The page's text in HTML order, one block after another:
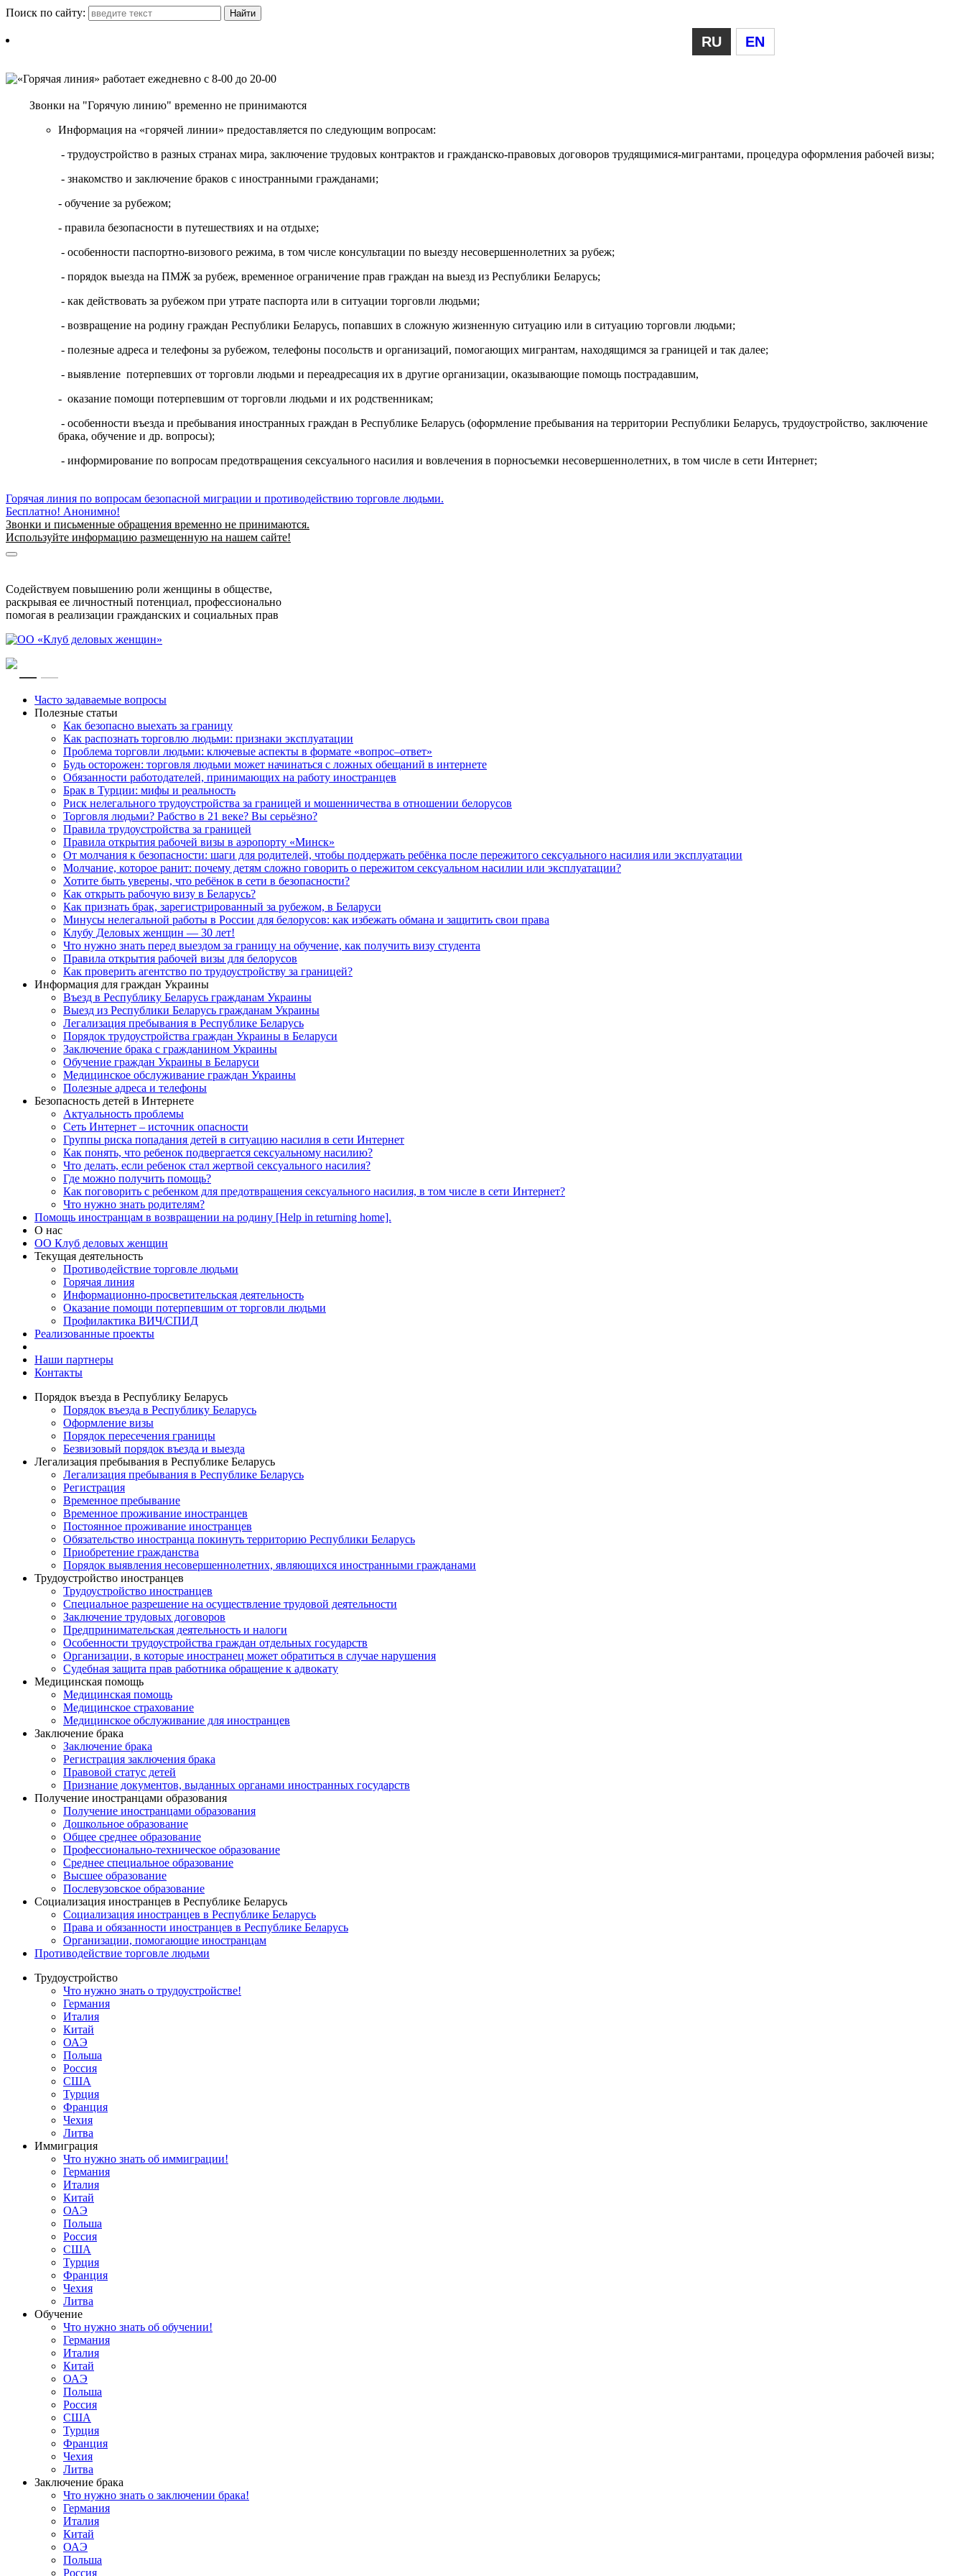
Поиск по сайту:
RU EN
Звонки на "Горячую линию" временно не принимаются
Информация на «горячей линии» предоставляется по следующим вопросам:
- трудоустройство в разных странах мира, заключение трудовых контрактов и гражданско-правовых договоров трудящимися-мигрантами, процедура оформления рабочей визы;
- знакомство и заключение браков с иностранными гражданами;
- обучение за рубежом;
- правила безопасности в путешествиях и на отдыхе;
- особенности паспортно-визового режима, в том числе консультации по выезду несовершеннолетних за рубеж;
- порядок выезда на ПМЖ за рубеж, временное ограничение прав граждан на выезд из Республики Беларусь;
- как действовать за рубежом при утрате паспорта или в ситуации торговли людьми;
- возвращение на родину граждан Республики Беларусь, попавших в сложную жизненную ситуацию или в ситуацию торговли людьми;
- полезные адреса и телефоны за рубежом, телефоны посольств и организаций, помогающих мигрантам, находящимся за границей и так далее;
- выявление потерпевших от торговли людьми и переадресация их в другие организации, оказывающие помощь пострадавшим,
- оказание помощи потерпевшим от торговли людьми и их родственникам;
- особенности въезда и пребывания иностранных граждан в Республике Беларусь (оформление пребывания на территории Республики Беларусь, трудоустройство, заключение
брака, обучение и др. вопросы);
- информирование по вопросам предотвращения сексуального насилия и вовлечения в порносъемки несовершеннолетних, в том числе в сети Интернет;
Горячая линия по вопросам безопасной миграции и противодействию торговле людьми.
Бесплатно! Анонимно!
Звонки и письменные обращения временно не принимаются.
Используйте информацию размещенную на нашем сайте!
Содействуем повышению роли женщины в обществе,
раскрывая ее личностный потенциал, профессионально
помогая в реализации гражданских и социальных прав
RUEN
Часто задаваемые вопросы
Полезные статьи
Как безопасно выехать за границу
Как распознать торговлю людьми: признаки эксплуатации
Проблема торговли людьми: ключевые аспекты в формате «вопрос–ответ»
Будь осторожен: торговля людьми может начинаться с ложных обещаний в интернете
Обязанности работодателей, принимающих на работу иностранцев
Брак в Турции: мифы и реальность
Риск нелегального трудоустройства за границей и мошенничества в отношении белорусов
Торговля людьми? Рабство в 21 веке? Вы серьёзно?
Правила трудоустройства за границей
Правила открытия рабочей визы в аэропорту «Минск»
От молчания к безопасности: шаги для родителей, чтобы поддержать ребёнка после пережитого сексуального насилия или эксплуатации
Молчание, которое ранит: почему детям сложно говорить о пережитом сексуальном насилии или эксплуатации?
Хотите быть уверены, что ребёнок в сети в безопасности?
Как открыть рабочую визу в Беларусь?
Как признать брак, зарегистрированный за рубежом, в Беларуси
Минусы нелегальной работы в России для белорусов: как избежать обмана и защитить свои права
Клубу Деловых женщин — 30 лет!
Что нужно знать перед выездом за границу на обучение, как получить визу студента
Правила открытия рабочей визы для белорусов
Как проверить агентство по трудоустройству за границей?
Информация для граждан Украины
Въезд в Республику Беларусь гражданам Украины
Выезд из Республики Беларусь гражданам Украины
Легализация пребывания в Республике Беларусь
Порядок трудоустройства граждан Украины в Беларуси
Заключение брака с гражданином Украины
Обучение граждан Украины в Беларуси
Медицинское обслуживание граждан Украины
Полезные адреса и телефоны
Безопасность детей в Интернете
Актуальность проблемы
Сеть Интернет – источник опасности
Группы риска попадания детей в ситуацию насилия в сети Интернет
Как понять, что ребенок подвергается сексуальному насилию?
Что делать, если ребенок стал жертвой сексуального насилия?
Где можно получить помощь?
Как поговорить с ребенком для предотвращения сексуального насилия, в том числе в сети Интернет?
Что нужно знать родителям?
Помощь иностранцам в возвращении на родину [Help in returning home].
О нас
ОО Клуб деловых женщин
Текущая деятельность
Противодействие торговле людьми
Горячая линия
Информационно-просветительская деятельность
Оказание помощи потерпевшим от торговли людьми
Профилактика ВИЧ/СПИД
Реализованные проекты
Наши партнеры
Контакты
Порядок въезда в Республику Беларусь
Порядок въезда в Республику Беларусь
Оформление визы
Порядок пересечения границы
Безвизовый порядок въезда и выезда
Легализация пребывания в Республике Беларусь
Легализация пребывания в Республике Беларусь
Регистрация
Временное пребывание
Временное проживание иностранцев
Постоянное проживание иностранцев
Обязательство иностранца покинуть территорию Республики Беларусь
Приобретение гражданства
Порядок выявления несовершеннолетних, являющихся иностранными гражданами
Трудоустройство иностранцев
Трудоустройство иностранцев
Специальное разрешение на осуществление трудовой деятельности
Заключение трудовых договоров
Предпринимательская деятельность и налоги
Особенности трудоустройства граждан отдельных государств
Организации, в которые иностранец может обратиться в случае нарушения
Судебная защита прав работника обращение к адвокату
Медицинская помощь
Медицинская помощь
Медицинское страхование
Медицинское обслуживание для иностранцев
Заключение брака
Заключение брака
Регистрация заключения брака
Правовой статус детей
Признание документов, выданных органами иностранных государств
Получение иностранцами образования
Получение иностранцами образования
Дошкольное образование
Общее среднее образование
Профессионально-техническое образование
Среднее специальное образование
Высшее образование
Послевузовское образование
Социализация иностранцев в Республике Беларусь
Социализация иностранцев в Республике Беларусь
Права и обязанности иностранцев в Республике Беларусь
Oрганизации, помогающие иностранцам
Противодействие торговле людьми
Трудоустройство
Что нужно знать о трудоустройстве!
Германия
Италия
Китай
ОАЭ
Польша
Россия
США
Турция
Франция
Чехия
Литва
Иммиграция
Что нужно знать об иммиграции!
Германия
Италия
Китай
ОАЭ
Польша
Россия
США
Турция
Франция
Чехия
Литва
Обучение
Что нужно знать об обучении!
Германия
Италия
Китай
ОАЭ
Польша
Россия
США
Турция
Франция
Чехия
Литва
Заключение брака
Что нужно знать о заключении брака!
Германия
Италия
Китай
ОАЭ
Польша
Россия